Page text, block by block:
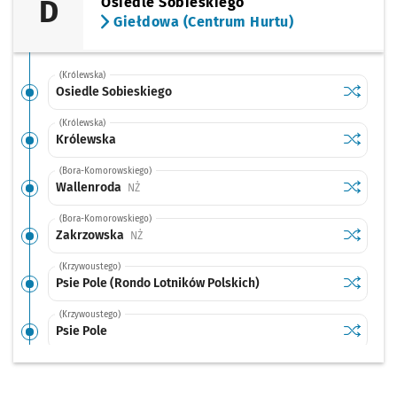
D
Giełdowa (Centrum Hurtu)
(Królewska)
Osiedle Sobieskiego Sprawdź
Osiedle
(Królewska)
Królewska Sprawdź
(Bora-Komorowskiego)
Wallenroda NŻPrzystanek na życzenie Sprawdź
(Bora-Komorowskiego)
Zakrzowska NŻPrzystanek na życzenie Sprawdź
(Krzywoustego)
Psie Pole (Rondo Lotników Polskich) Sprawdź
Psie
(Krzywoustego)
Psie Pole Sprawdź
Psie Pole
(Brücknera)